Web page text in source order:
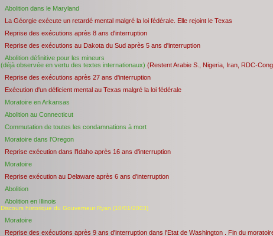
Abolition dans le Maryland
La Géorgie exécute un retardé mental malgré la loi fédérale. Elle rejoint le Texas
Reprise des exécutions après 8 ans d'interruption
Reprise des exécutions au Dakota du Sud après 5 ans d'interruption
Abolition définitive pour les mineurs
(déjà observée en vertu des textes internationaux) (Restent Arabie S., Nigeria, Iran, RDC-
Reprise des exécutions après 27 ans d'interruption
Exécution d'un déficient mental au Texas malgré la loi fédérale
Moratoire en Arkansas
Abolition au Connecticut
Commutation de toutes les condamnations à mort
Moratoire dans l'Oregon
Reprise exécution dans l'Idaho après 16 ans d'interruption
Moratoire
Reprise exécution au Delaware après 6 ans d'interruption
Abolition
Abolition en Illinois
Discours historique du Gouverneur Ryan (10/01/2003)
Moratoire
Reprise des exécutions après 9 ans d'interruption dans l'Etat de Washington . Fin du